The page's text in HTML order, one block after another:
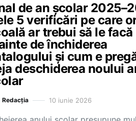
de an școlar
5 verificări pe care
ar trebui să le facă
de închiderea
și cum e
deschiderea noului
Redacția 10 iunie 2026